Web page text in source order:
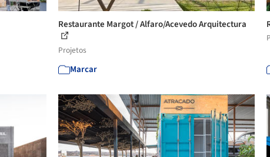
Restaurante Margot / Alfaro/Acevedo Arquitectura
Projetos
Marcar